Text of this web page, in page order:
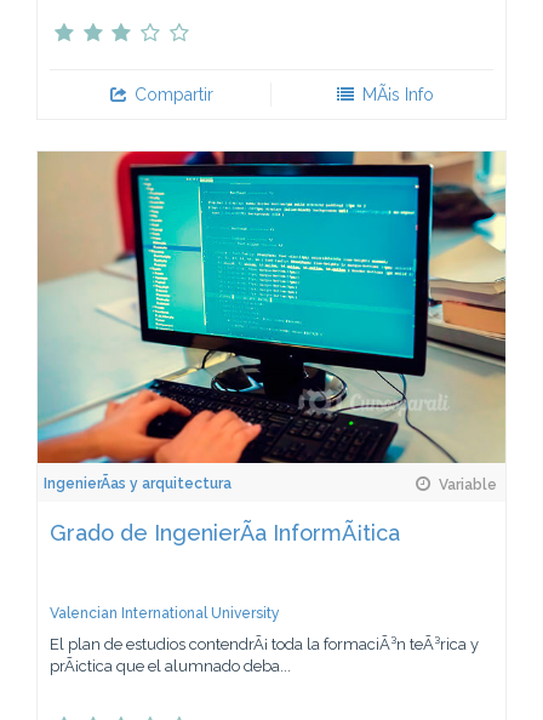
Compartir MÃ¡s Info
IngenierÃ­as y arquitectura Variable
Grado de IngenierÃ­a InformÃ¡tica
Valencian International University
El plan de estudios contendrÃ¡ toda la formaciÃ³n teÃ³rica y
prÃ¡ctica que el alumnado deba...